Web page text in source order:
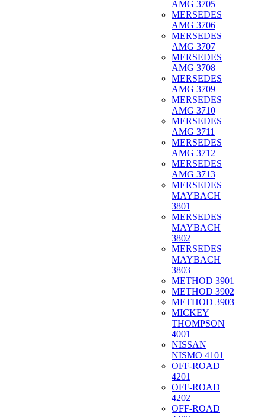
AMG 3705
MERSEDES
AMG 3706
MERSEDES
AMG 3707
MERSEDES
AMG 3708
MERSEDES
AMG 3709
MERSEDES
AMG 3710
MERSEDES
AMG 3711
MERSEDES
AMG 3712
MERSEDES
AMG 3713
MERSEDES
MAYBACH
3801
MERSEDES
MAYBACH
3802
MERSEDES
MAYBACH
3803
METHOD 3901
METHOD 3902
METHOD 3903
MICKEY
THOMPSON
4001
NISSAN
NISMO 4101
OFF-ROAD
4201
OFF-ROAD
4202
OFF-ROAD